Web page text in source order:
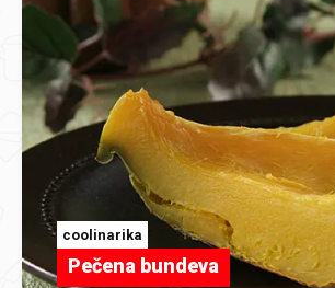
coolinarika
Pečena bundeva